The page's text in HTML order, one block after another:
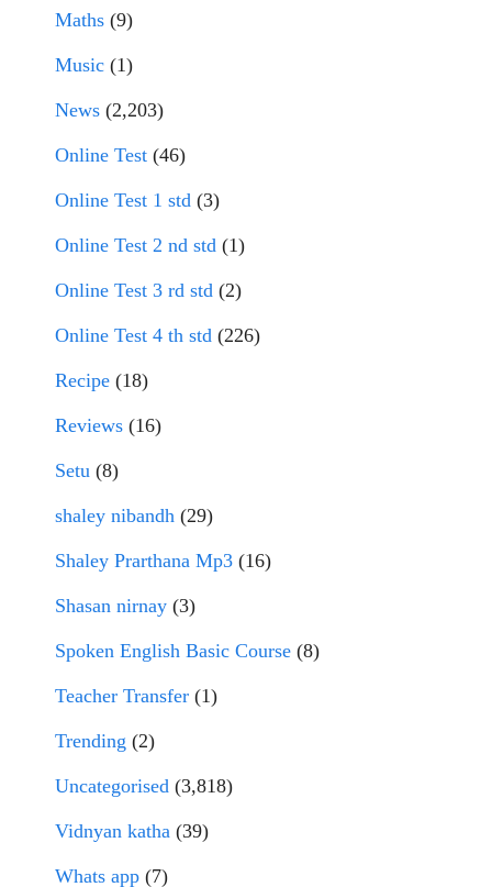
Maths (9)
Music (1)
News (2,203)
Online Test (46)
Online Test 1 std (3)
Online Test 2 nd std (1)
Online Test 3 rd std (2)
Online Test 4 th std (226)
Recipe (18)
Reviews (16)
Setu (8)
shaley nibandh (29)
Shaley Prarthana Mp3 (16)
Shasan nirnay (3)
Spoken English Basic Course (8)
Teacher Transfer (1)
Trending (2)
Uncategorised (3,818)
Vidnyan katha (39)
Whats app (7)